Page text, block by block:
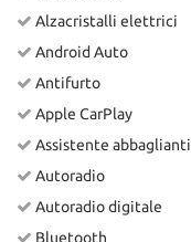
Alzacristalli elettrici
Android Auto
Antifurto
Apple CarPlay
Assistente abbaglianti
Autoradio
Autoradio digitale
Bluetooth